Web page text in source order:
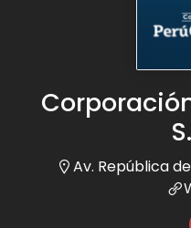
Av. República